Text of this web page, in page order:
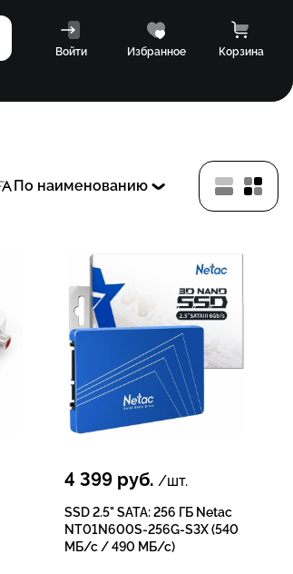
Войти Избранное Корзина
По наименованию
4 399 руб. /шт.
SSD 2.5" SATA: 256 ГБ Netac
NT01N600S-256G-S3X (540
МБ/с / 490 МБ/с)